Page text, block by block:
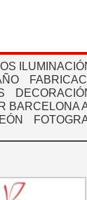
BARCELONA